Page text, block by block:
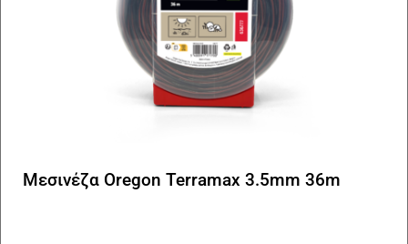
Μεσινέζα Oregon Terramax 3.5mm 36m